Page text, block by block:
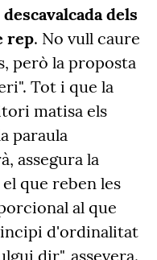
dels
rep. No vull caure
però la proposta
Tot i que la
matisa els
paraula
assegura la
que reben les
al que
d'ordinalitat
dir", assevera.